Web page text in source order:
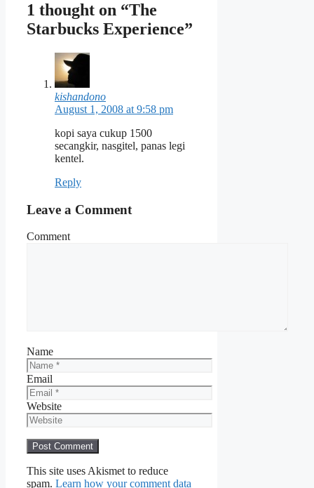
1 thought on “The
Starbucks Experience”
kishandono
August 1, 2008 at 9:58 pm
kopi saya cukup 1500
secangkir, nasgitel, panas legi
kentel.
Reply
Leave a Comment
Comment
Name
Email
Website
This site uses Akismet to reduce
spam. Learn how your comment data